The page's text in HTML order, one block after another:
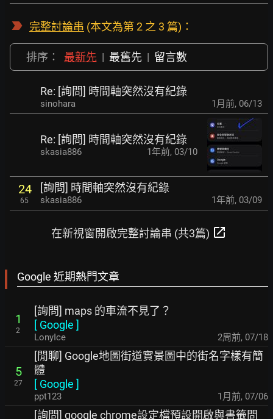
完整討論串 (本文為第 2 之 3 篇)：
排序： 最新先 | 最舊先 | 留言數
Re: [詢問] 時間軸突然沒有紀錄
sinohara 1月前, 06/13
Re: [詢問] 時間軸突然沒有紀錄
skasia886 1年前, 03/10
24
65
[詢問] 時間軸突然沒有紀錄
skasia886 1年前, 03/09
在新視窗開啟完整討論串 (共3篇) open_in_new
Google 近期熱門文章
1
2
[詢問] maps 的車流不見了？
[ Google ]
LonyIce 2周前, 07/18
5
27
[閒聊] Google地圖街道實景圖中的街名字樣有簡
體
[ Google ]
ppt123 1月前, 07/06
[詢問] google chrome設定檔預設開啟與書籤問